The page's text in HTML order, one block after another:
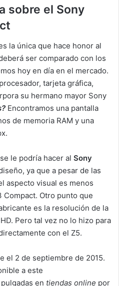
sobre el Sony
la única que hace honor al
ser comparado con los
hoy en día en el mercado.
tarjeta gráfica,
su hermano mayor Sony
Encontramos una pantalla
de memoria RAM y una
le podría hacer al Sony
ya que a pesar de las
aspecto visual es menos
Otro punto que
es la resolución de la
Pero tal vez no lo hizo para
con el Z5.
el 2 de septiembre de 2015.
a este
en tiendas online por